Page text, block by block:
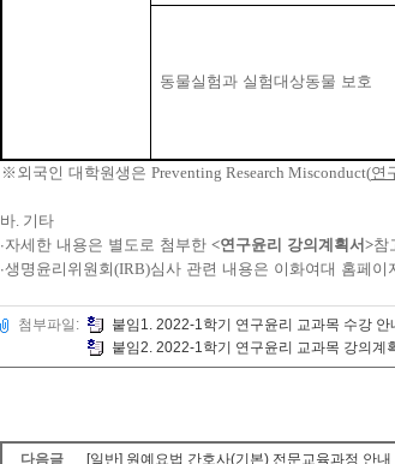
동물실험과 실험대상동물 보호
※ 외국인 대학원생은 Preventing Research Misconduct(연
바. 기타
∙자세한 내용은 별도로 첨부한 <연구윤리 강의계획서 >참
∙생명윤리위원회(IRB)심사 관련 내용은 이화여대 홈페
첨부파일:
붙임1. 2022-1학기 연구윤리 교과목 수강 안
붙임2. 2022-1학기 연구윤리 교과목 강의계
다음글 [일반] 원예요법 간호사(기본) 전문교육과정 안내